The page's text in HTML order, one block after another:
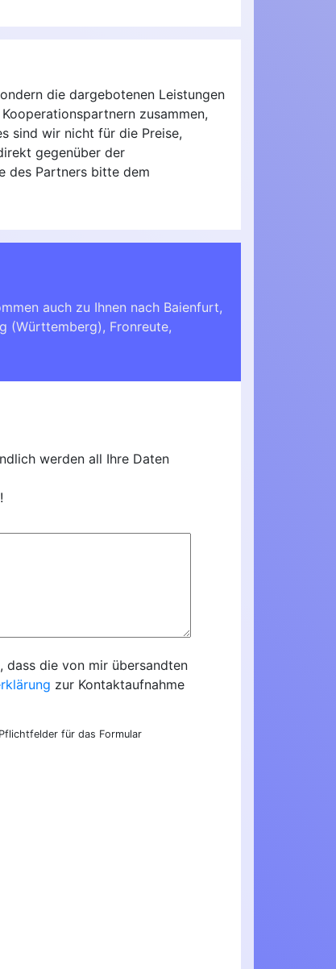
die dargebotenen Leistungen
zusammen,
sind wir nicht für die Preise,
gegenüber der
des Partners bitte dem
auch zu Ihnen nach Baienfurt,
(Württemberg) , Fronreute,
werden all Ihre Daten
dass die von mir übersandten
zur Kontaktaufnahme
für das Formular